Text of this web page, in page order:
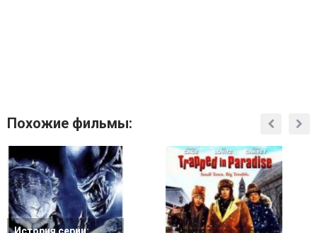
Похожие фильмы: